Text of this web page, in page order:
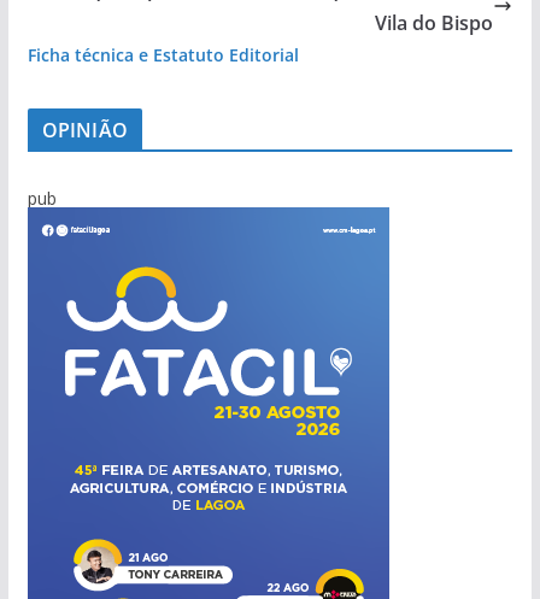
Vila do Bispo
Ficha técnica e Estatuto Editorial
OPINIÃO
pub